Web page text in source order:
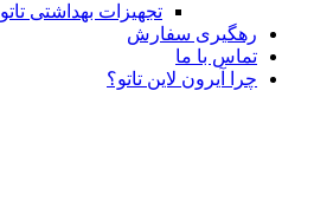
تجهیزات بهداشتی تاتو
رهگیری سفارش
تماس با ما
چرا آیرون لاین تاتو؟